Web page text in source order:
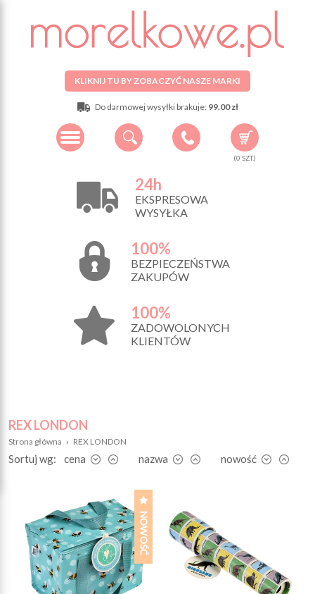
KLIKNIJ TU BY ZOBACZYĆ NASZE MARKI
Do darmowej wysyłki brakuje: 99.00 zł
(0 SZT.)
24h
EKSPRESOWA
WYSYŁKA
100%
BEZPIECZEŃSTWA
ZAKUPÓW
100%
ZADOWOLONYCH
KLIENTÓW
REX LONDON
Strona główna › REX LONDON
Sortuj wg: cena nazwa nowość